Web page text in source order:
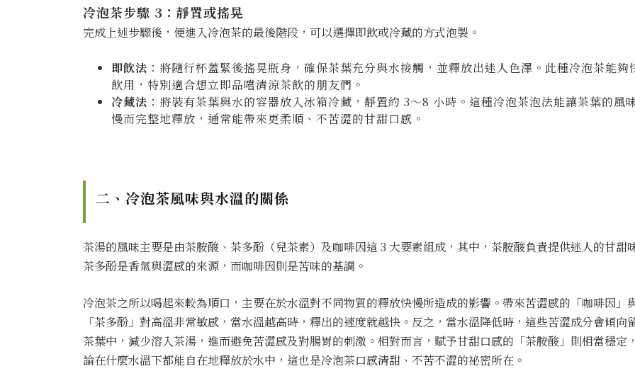
冷泡茶步驟 3：靜置或搖晃
完成上述步驟後，便進入冷泡茶的最後階段，可以選擇即飲或冷藏的方式泡製。
即飲法 ：將隨行杯蓋緊後搖晃瓶身，確保茶葉充分與水接觸，並釋放出迷人色澤。此種冷泡茶能夠
飲用，特別適合想立即品嚐清涼茶飲的朋友們。
冷藏法 ：將裝有茶葉與水的容器放入冰箱冷藏，靜置約 3～8 小時。這種冷泡茶泡法能讓茶葉的風
慢而完整地釋放，通常能帶來更柔順、不苦澀的甘甜口感。
二、冷泡茶風味與水溫的關係
茶湯的風味主要是由茶胺酸、茶多酚（兒茶素）及咖啡因這 3 大要素組成，其中，茶胺酸負責提供迷人的甘甜
茶多酚是香氣與澀感的來源，而咖啡因則是苦味的基調。
冷泡茶之所以喝起來較為順口，主要在於水溫對不同物質的釋放快慢所造成的影響。帶來苦澀感的「咖啡因」
「茶多酚」對高溫非常敏感，當水溫越高時，釋出的速度就越快。反之，當水溫降低時，這些苦澀成分會傾向
茶葉中，減少溶入茶湯，進而避免苦澀感及對腸胃的刺激。相對而言，賦予甘甜口感的「茶胺酸」則相當穩定
論在什麼水溫下都能自在地釋放於水中，這也是冷泡茶口感清甜、不苦不澀的祕密所在。